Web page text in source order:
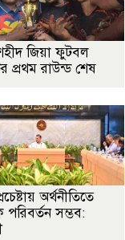
জিয়া ফুটবল
প্রথম রাউন্ড শেষ
অর্থনীতিতে
পরিবর্তন সম্ভব: